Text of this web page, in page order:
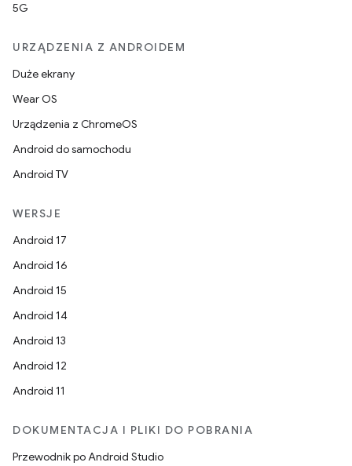
5G
URZĄDZENIA Z ANDROIDEM
Duże ekrany
Wear OS
Urządzenia z ChromeOS
Android do samochodu
Android TV
WERSJE
Android 17
Android 16
Android 15
Android 14
Android 13
Android 12
Android 11
DOKUMENTACJA I PLIKI DO POBRANIA
Przewodnik po Android Studio